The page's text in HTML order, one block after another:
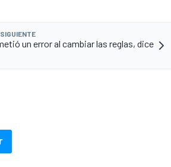
un error al cambiar las reglas, dice